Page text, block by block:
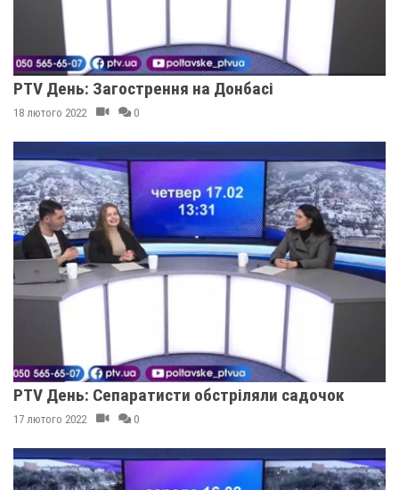
PTV День: Загострення на Донбасі
18 лютого 2022 0
PTV День: Сепаратисти обстріляли садочок
17 лютого 2022 0